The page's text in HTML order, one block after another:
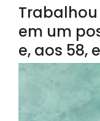
em um
e, aos 58,